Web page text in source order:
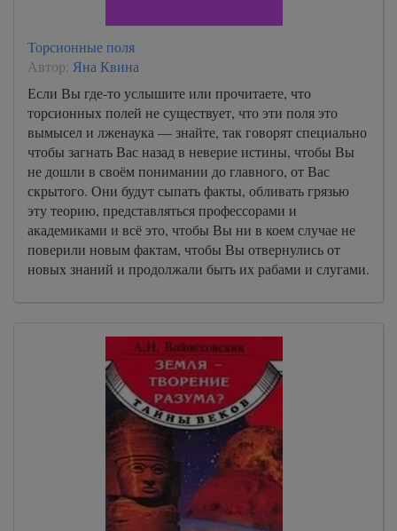
Торсионные поля
Автор: Яна Квина
Если Вы где-то услышите или прочитаете, что
торсионных полей не существует, что эти поля это
вымысел и лженаука — знайте, так говорят специально
чтобы загнать Вас назад в неверие истины, чтобы Вы
не дошли в своём понимании до главного, от Вас
скрытого. Они будут сыпать факты, обливать грязью
эту теорию, представляться профессорами и
академиками и всё это, чтобы Вы ни в коем случае не
поверили новым фактам, чтобы Вы отвернулись от
новых знаний и продолжали быть их рабами и слугами.